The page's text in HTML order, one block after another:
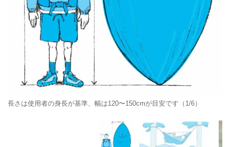
長さは使用者の身長が基準、幅は120〜150cmが目安です（1/6）